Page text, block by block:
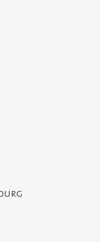
- Service